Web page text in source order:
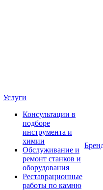
Услуги
Консультации в
подборе
инструмента и
химии
Обслуживание и
ремонт станков и
оборудования
Реставрационные
работы по камню